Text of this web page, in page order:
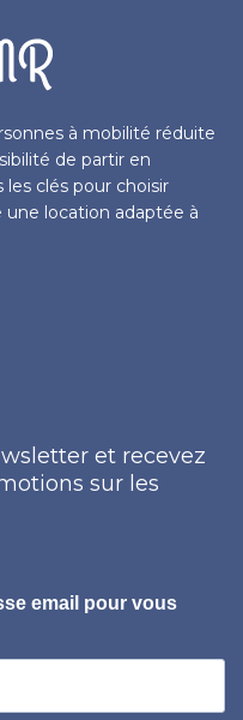
à mobilité réduite
de partir en
clés pour choisir
location adaptée à
et recevez
sur les
email pour vous